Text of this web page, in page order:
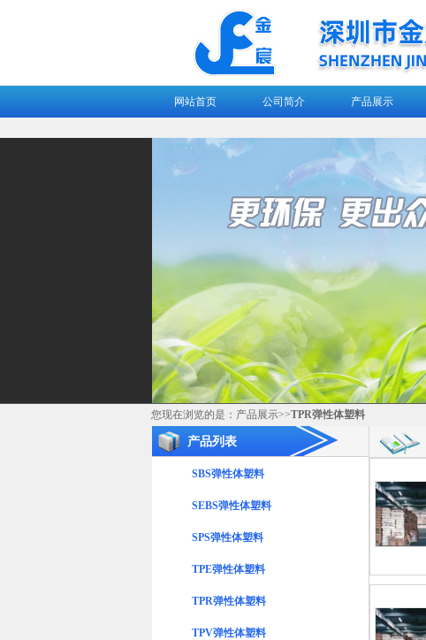
网站首页 公司简介 产品展示
您现在浏览的是： 产品展示>>TPR弹性体塑料
产品列表
SBS弹性体塑料
SEBS弹性体塑料
SPS弹性体塑料
TPE弹性体塑料
TPR弹性体塑料
TPV弹性体塑料